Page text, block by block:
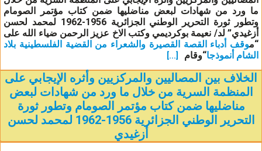
ما ورد من شهادات لبعض مناضليها ضمن كتاب مؤتمر الصومام
وتطور ثورة التحرير الوطني الجزائرية 1956-1962 لمحمد لحسن
أزغيدي” لد/ نعيمة بوكرديمي وكتب الاخ عزيز الرحمن ضياء الله على
“موقف أدباء القصة القصيرة والشعراء من القضية الفلسطينية بلاد
الشام أنموذجا“وقام [...]
الخلاف بين المصاليين والمركزيين وأثره الإيجابي على
المنظمة السرية من خلال ما ورد من شهادات لبعض
مناضليها ضمن كتاب مؤتمر الصومام وتطور ثورة
التحرير الوطني الجزائرية 1956-1962 لمحمد لحسن
أزغيدي